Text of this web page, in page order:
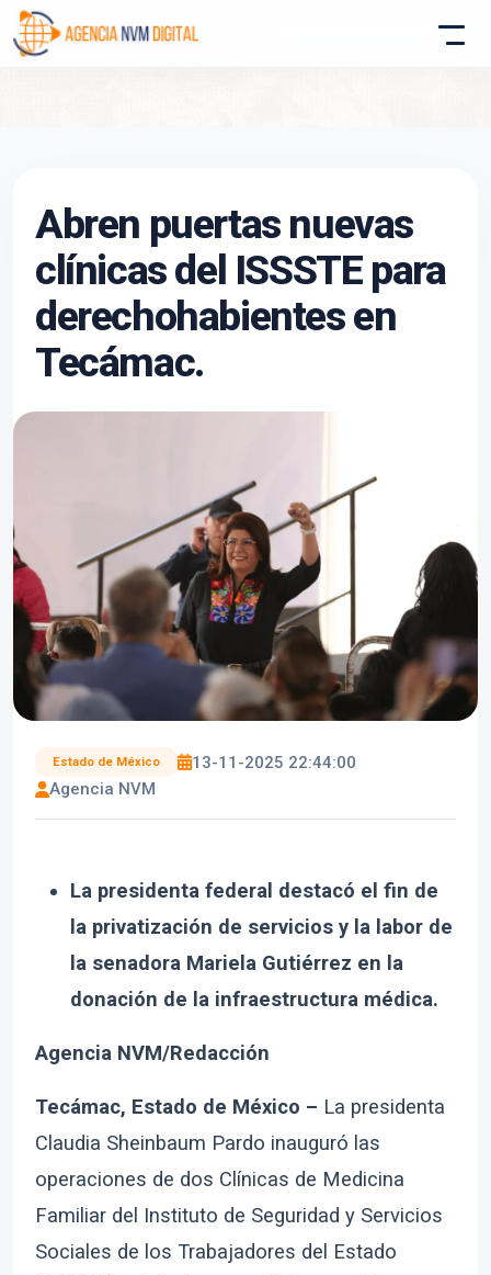
Abren puertas nuevas
clínicas del ISSSTE para
derechohabientes en
Tecámac.
Estado de México
13-11-2025 22:44:00
Agencia NVM
La presidenta federal destacó el fin de
la privatización de servicios y la labor de
la senadora Mariela Gutiérrez en la
donación de la infraestructura médica.
Agencia NVM/Redacción
Tecámac, Estado de México – La presidenta
Claudia Sheinbaum Pardo inauguró las
operaciones de dos Clínicas de Medicina
Familiar del Instituto de Seguridad y Servicios
Sociales de los Trabajadores del Estado
Atencion al Cliente
Asistente conectado